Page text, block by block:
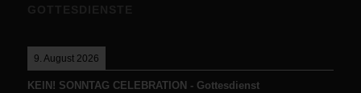
9. August 2026
KEIN! SONNTAG CELEBRATION - Gottesdienst